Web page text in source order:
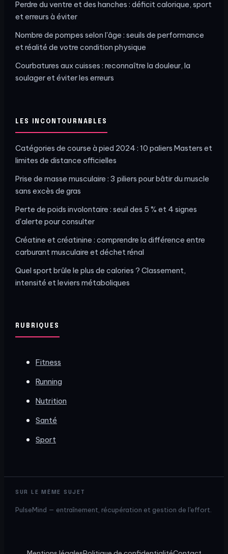
Perdre du ventre et des hanches : déficit calorique, sport
et erreurs à éviter
Nombre de pompes selon l'âge : seuils de performance
et réalité de votre condition physique
Courbatures aux cuisses : reconnaître la douleur, la
soulager et éviter les erreurs
LES INCONTOURNABLES
Catégories de course à pied 2024 : 10 paliers Masters et
limites de distance officielles
Prise de masse musculaire : 3 piliers pour bâtir du muscle
sans excès de gras
Perte de poids involontaire : seuil des 5 % et 4 signes
d'alerte pour consulter
Créatine et créatinine : comprendre la différence entre
carburant musculaire et déchet rénal
Quel sport brûle le plus de calories ? Classement,
intensité et leviers métaboliques
RUBRIQUES
Fitness
Running
Nutrition
Santé
Sport
SUR LE MÊME SUJET
PulseMind — entraînement, récupération et gestion de l'effort.